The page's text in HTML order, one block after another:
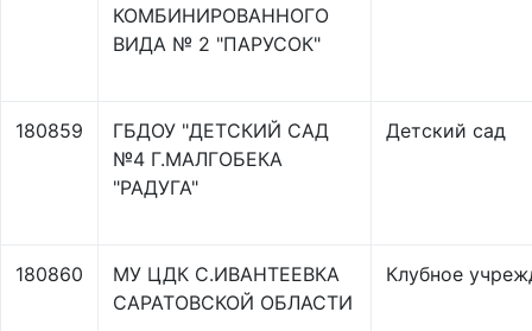
КОМБИНИРОВАННОГО
ВИДА № 2 "ПАРУСОК"
180859
ГБДОУ "ДЕТСКИЙ САД
№4 Г.МАЛГОБЕКА
"РАДУГА"
Детский сад
180860
МУ ЦДК С.ИВАНТЕЕВКА
САРАТОВСКОЙ ОБЛАСТИ
Клубное